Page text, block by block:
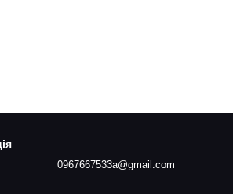
0967667533a@gmail.com